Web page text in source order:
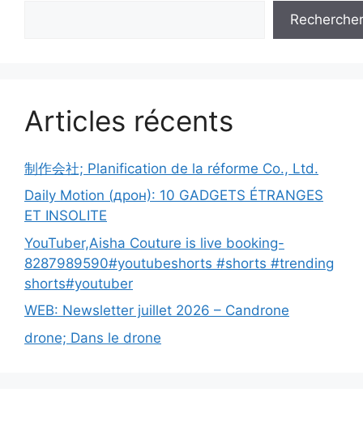
Rechercher
Articles récents
制作会社; Planification de la réforme Co., Ltd.
Daily Motion (дрон): 10 GADGETS ÉTRANGES
ET INSOLITE
YouTuber,Aisha Couture is live booking-
8287989590#youtubeshorts #shorts #trending
shorts#youtuber
WEB: Newsletter juillet 2026 – Candrone
drone; Dans le drone